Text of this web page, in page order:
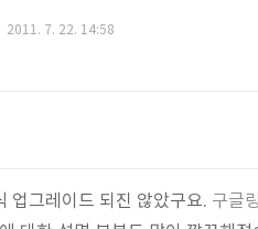
2011. 7. 22. 14:58
업그레이드 되진 않았구요. 구글